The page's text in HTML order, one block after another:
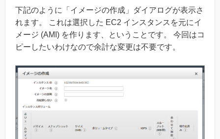
下記のように「イメージの作成」ダイアログが表示さ
れます。 これは選択した EC2 インスタンスを元にイ
メージ (AMI) を作ります、ということです。 今回はコ
ピーしたいわけなので余計な変更は不要です。